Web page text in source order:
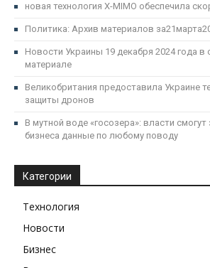
новая технология X-MIMO обеспечила
Политика: Архив материалов
Новости Украины 19 декабря 2024 года
материале
Великобритания предоставила Украине
защиты дронов
В мутной воде «госозера»: власти
бизнеса данные по любому поводу
Категории
Технология
Новости
Бизнес